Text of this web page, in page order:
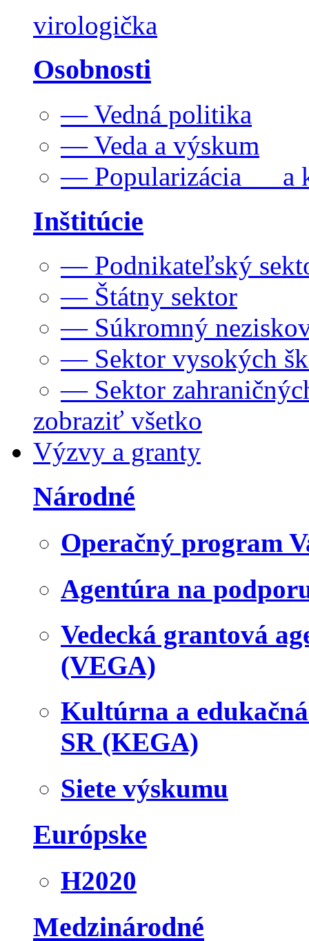
virologička
Osobnosti
— Vedná politika
— Veda a výskum
— Popularizácia a
Inštitúcie
— Podnikateľský
— Štátny sektor
— Súkromný
— Sektor vysokých
— Sektor
zobraziť všetko
Výzvy a granty
Národné
Operačný program
Agentúra na
Vedecká grantová
(VEGA)
Kultúrna a
SR (KEGA)
Siete výskumu
Európske
H2020
Medzinárodné